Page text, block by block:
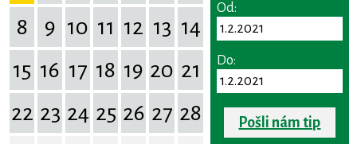
8
9 10 11 12 13 14
15 16 17 18 19 20 21
22 23 24 25 26 27 28
Od:
Do:
Pošli nám tip